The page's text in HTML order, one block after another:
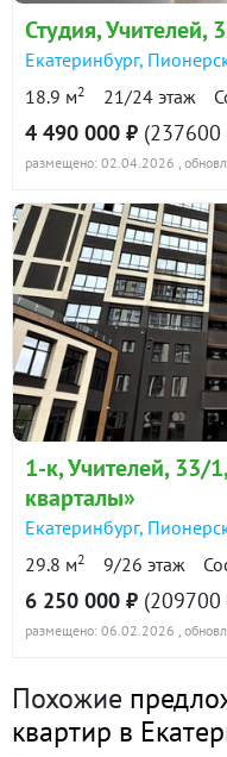
Студия, Учителей,
Екатеринбург,
18.9 м2 21/24 этаж
4 490 000 ₽
размещено: 02.04.2026 ,
1-к, Учителей, 33/
кварталы»
Екатеринбург,
29.8 м2 9/26 этаж
6 250 000 ₽
размещено: 06.02.2026 ,
Похожие
квартир в